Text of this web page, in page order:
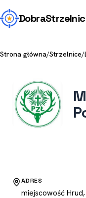
Dobra
Strona główna/Strzelnice/
ADRES
miejscowość